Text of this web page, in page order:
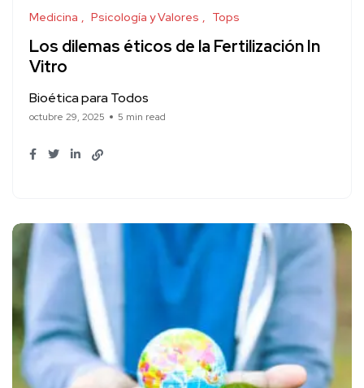
Medicina Psicología y Valores Tops
Los dilemas éticos de la Fertilización In
Vitro
Bioética para Todos
octubre 29, 2025 5 min read